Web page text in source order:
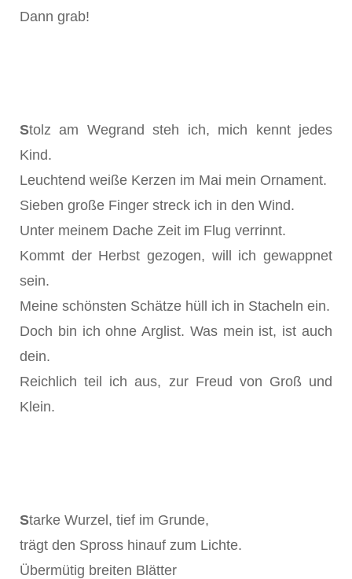
Dann grab!
Stolz am Wegrand steh ich, mich kennt jedes
Kind.
Leuchtend weiße Kerzen im Mai mein Ornament.
Sieben große Finger streck ich in den Wind.
Unter meinem Dache Zeit im Flug verrinnt.
Kommt der Herbst gezogen, will ich gewappnet
sein.
Meine schönsten Schätze hüll ich in Stacheln ein.
Doch bin ich ohne Arglist. Was mein ist, ist auch
dein.
Reichlich teil ich aus, zur Freud von Groß und
Klein.
Starke Wurzel, tief im Grunde,
trägt den Spross hinauf zum Lichte.
Übermütig breiten Blätter